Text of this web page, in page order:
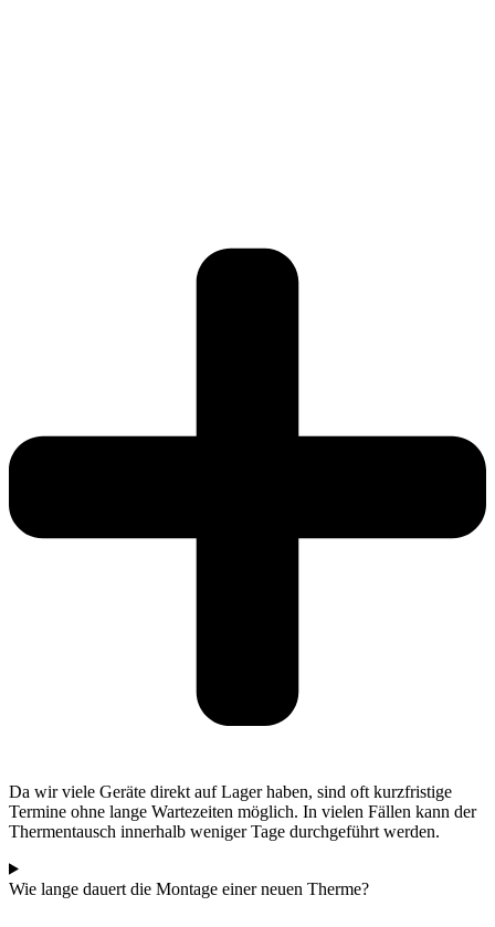
Da wir viele Geräte direkt auf Lager haben, sind oft kurzfristige
Termine ohne lange Wartezeiten möglich. In vielen Fällen kann der
Thermentausch innerhalb weniger Tage durchgeführt werden.
Wie lange dauert die Montage einer neuen Therme?